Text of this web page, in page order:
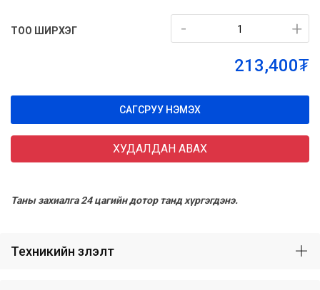
ТОО ШИРХЭГ +
- +
-
213,400₮
САГСРУУ НЭМЭХ
ХУДАЛДАН АВАХ
Таны захиалга 24 цагийн дотор танд хүргэгдэнэ.
Техникийн үзүүлэлт